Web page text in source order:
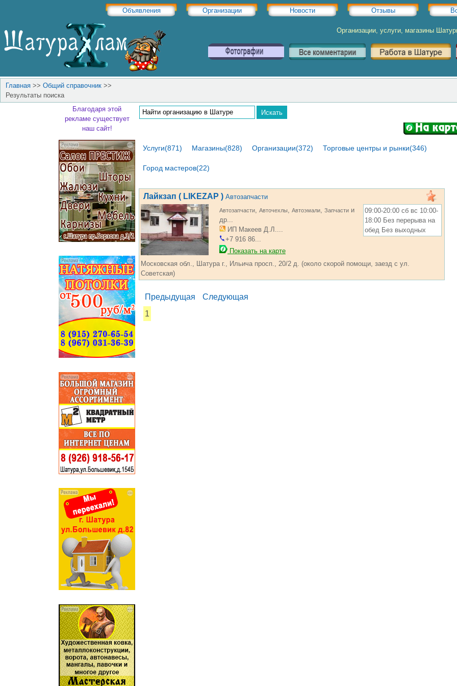
Объявления Организации Новости Отзывы
Организации, услуги, магазины
Главная >> Общий справочник >>
Результаты поиска
Благодаря этой
рекламе существует
наш сайт!
Услуги(871) Магазины(828) Организации(372) Торговые центры и рынки(346)
Город мастеров(22)
Лайкзап ( LIKEZAP ) Автозапчасти
Автозапчасти, Авточехлы, Автоэмали, Запчасти и
др...
ИП Макеев Д.Л....
+7 916 86...
Показать на карте
09:00-20:00 сб вс 10:00-
18:00 Без перерыва на
обед Без выходных
Московская обл., Шатура г., Ильича просп., 20/2 д. (около скорой помощи, заезд с ул.
Советская)
Предыдущая
Следующая
1